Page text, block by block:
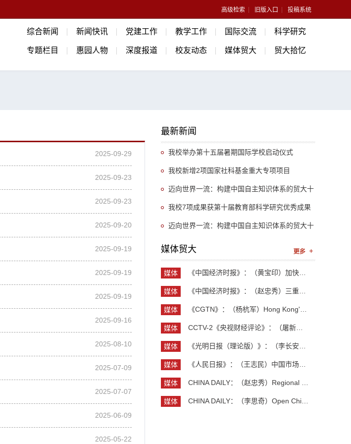
高级检索 旧版入口 投稿系统
综合新闻 新闻快讯 党建工作 教学工作 国际交流 科学研究
专题栏目 惠园人物 深度报道 校友动态 媒体贸大 贸大拾忆
2025-09-29
2025-09-23
2025-09-23
2025-09-20
2025-09-19
2025-09-19
2025-09-19
2025-09-16
2025-08-10
2025-07-09
2025-07-07
2025-06-09
2025-05-22
最新新闻
我校举办第十五届暑期国际学校启动仪式
我校新增2项国家社科基金重大专项项目
迈向世界一流：构建中国自主知识体系的贸大十
年答卷（三）
我校7项成果获第十届教育部科学研究优秀成果
奖（人文社会科学）
迈向世界一流：构建中国自主知识体系的贸大十
年答卷（二）
媒体贸大
媒体
媒体
媒体
媒体
媒体
媒体
媒体
媒体